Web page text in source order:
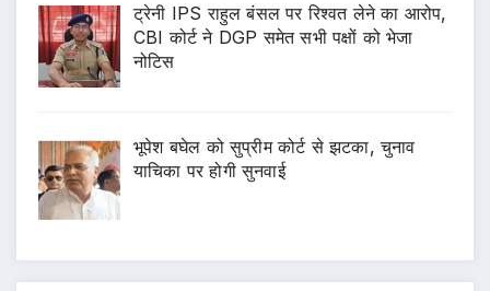
ट्रेनी IPS राहुल बंसल पर रिश्वत लेने का आरोप,
CBI कोर्ट ने DGP समेत सभी पक्षों को भेजा
नोटिस
भूपेश बघेल को सुप्रीम कोर्ट से झटका, चुनाव
याचिका पर होगी सुनवाई